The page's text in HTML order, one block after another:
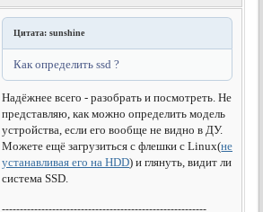
Цитата: sunshine
Как определить ssd ?
Надёжнее всего - разобрать и посмотреть. Не
представляю, как можно определить модель
устройства, если его вообще не видно в ДУ.
Можете ещё загрузиться с флешки с Linux(не
устанавливая его на HDD) и глянуть, видит ли
система SSD.
---------------------------------------------------------